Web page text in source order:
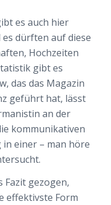
es auch hier
dürften auf diese
Hochzeiten
gibt es
das das Magazin
geführt hat, lässt
an der
kommunikativen
einer – man höre
Fazit gezogen,
effektivste Form